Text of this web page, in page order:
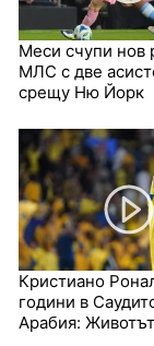
Меси счупи нов
МЛС с две
срещу Ню Йорк
Кристиано
години в
Арабия: